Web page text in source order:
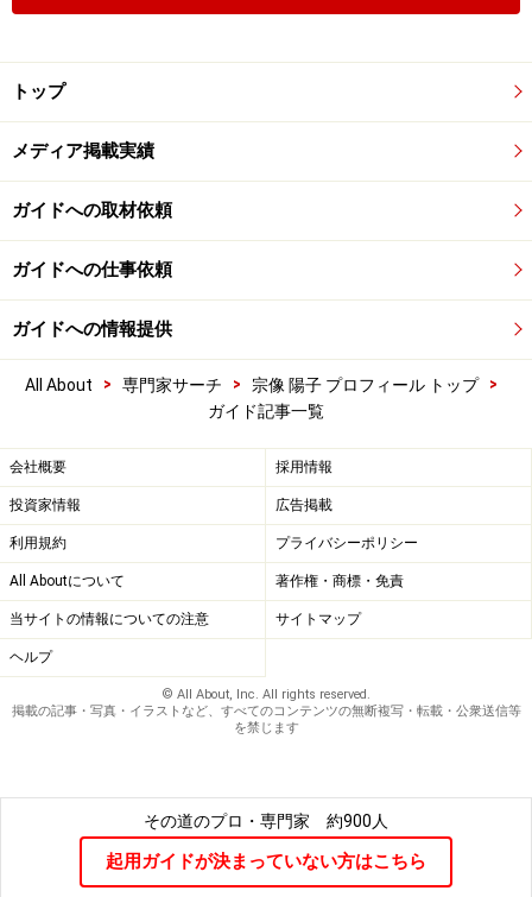
トップ
メディア掲載実績
ガイドへの取材依頼
ガイドへの仕事依頼
ガイドへの情報提供
All About > 専門家サーチ > 宗像 陽子 プロフィール トップ
>
ガイド記事一覧
会社概要 採用情報
投資家情報 広告掲載
利用規約 プライバシーポリシー
All Aboutについて 著作権・商標・免責
当サイトの情報についての注意 サイトマップ
ヘルプ
© All About, Inc. All rights reserved.
掲載の記事・写真・イラストなど、すべてのコンテンツの無断複写・転載・公衆送信等
を禁じます
その道のプロ・専門家 約900人
起用ガイドが決まっていない方はこちら